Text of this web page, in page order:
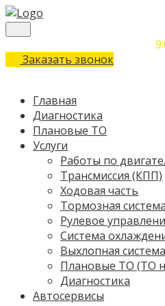
Заказать звонок
Главная
Диагностика
Плановые ТО
Услуги
Работы по
Трансмиссия (КПП)
Ходовая часть
Тормозная система
Рулевое
Система
Выхлопная система
Плановые ТО (ТО
Диагностика
Автосервисы